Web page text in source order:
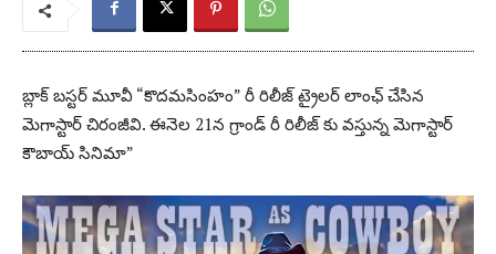
బ్లాక్ బస్టర్ మూవీ “కొదమసింహం” రీ రిలీజ్ ట్రైలర్ లాంఛ్ చేసిన
మెగాస్టార్ చిరంజీవి. ఈ‌నెల 21న గ్రాండ్ రీ రిలీజ్ కు వస్తున్న మెగాస్టార్
కౌబాయ్ సినిమా”